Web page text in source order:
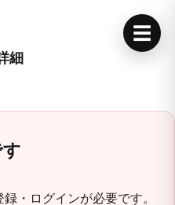
細
・ログインが必要です。
☰